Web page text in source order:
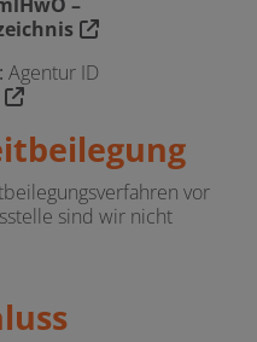
–
Agentur ID
vor
sind wir nicht